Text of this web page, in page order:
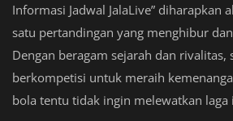
Informasi Jadwal JalaLive” diharapkan
satu pertandingan yang menghibur
Dengan beragam sejarah dan rivalitas,
berkompetisi untuk meraih
bola tentu tidak ingin melewatkan laga